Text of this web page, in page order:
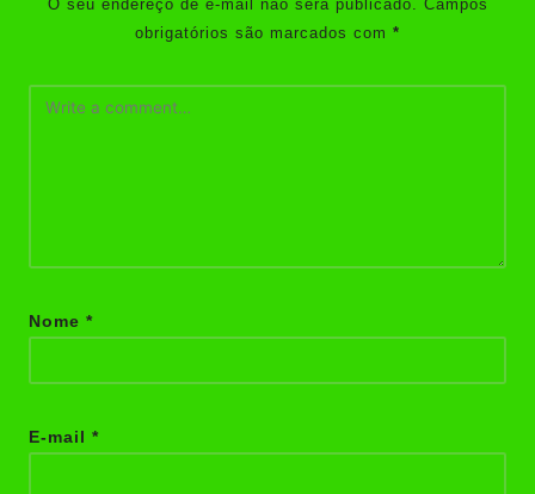
O seu endereço de e-mail não será publicado.
Campos
obrigatórios são marcados com *
Nome *
E-mail *